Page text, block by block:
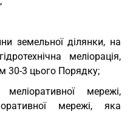
земельної ділянки, на
меліорація,
30-3 цього Порядку;
мережі,
мережі, яка